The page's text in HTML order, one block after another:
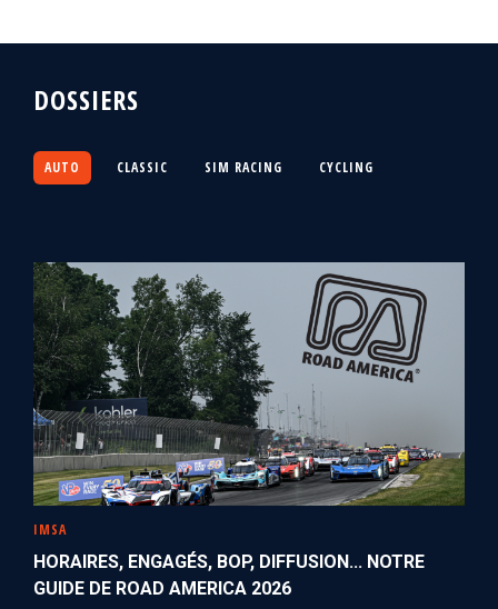
DOSSIERS
AUTO CLASSIC SIM RACING CYCLING
IMSA
HORAIRES, ENGAGÉS, BOP, DIFFUSION... NOTRE
GUIDE DE ROAD AMERICA 2026